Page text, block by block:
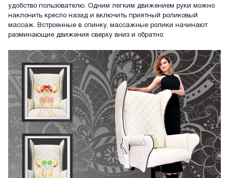
удобство пользователю. Одним легким движением руки можно
наклонить кресло назад и включить приятный роликовый
массаж. Встроенные в спинку, массажные ролики начинают
разминающие движения сверху вниз и обратно.